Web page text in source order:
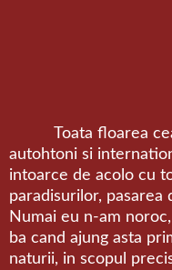
Toata floarea cea
autohtoni si
intoarce de acolo cu
paradisurilor,
Numai eu n-am
ba cand ajung asta
naturii, in scopul